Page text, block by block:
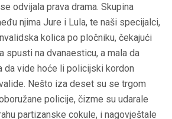
odvijala prava drama. Skupina
njima Jure i Lula, te naši specijalci,
kolica po pločniku, čekajući
spusti na dvanaesticu, a mala da
da vide hoće li policijski kordon
Nešto iza deset su se trgom
policije, čizme su udarale
partizanske cokule, i nagovještale